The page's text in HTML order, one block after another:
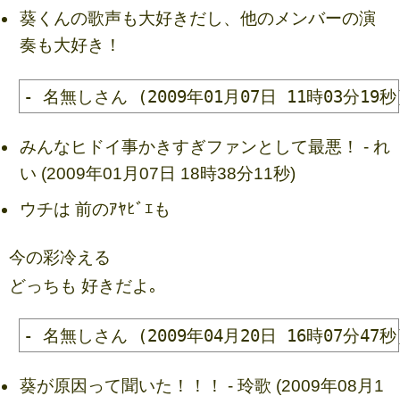
葵くんの歌声も大好きだし、他のメンバーの演
奏も大好き！
みんなヒドイ事かきすぎファンとして最悪！ - れ
い (2009年01月07日 18時38分11秒)
ウチは 前のｱﾔﾋﾞｴも
今の彩冷える
どっちも 好きだよ｡
葵が原因って聞いた！！！ - 玲歌 (2009年08月1